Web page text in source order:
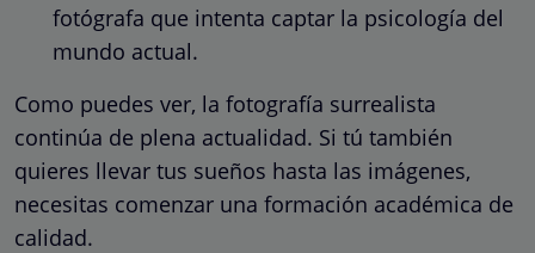
fotógrafa que intenta captar la psicología del
mundo actual.
Como puedes ver, la fotografía surrealista
continúa de plena actualidad. Si tú también
quieres llevar tus sueños hasta las imágenes,
necesitas comenzar una formación académica de
calidad.